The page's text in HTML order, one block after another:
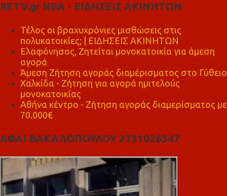
RETV.gr ΝΕΑ - ΕΙΔΗΣΕΙΣ ΑΚΙΝΗΤΩΝ
Τέλος οι βραχυχρόνιες μισθώσεις στις
πολυκατοικίες; | ΕΙΔΗΣΕΙΣ ΑΚΙΝΗΤΩΝ
Ελαφόνησος, Ζητείται μονοκατοικία για άμεση
αγορά
Άμεση Ζήτηση αγοράς διαμέρισματος στο Γύθειο
Χαλκίδα - Ζήτηση για αγορά ημιτελούς
μονοκατοικίας
Αθήνα κέντρο - Ζήτηση αγοράς διαμερίσματος με
70.000€
ΑΦΑΙ ΒΑΚΑΛΟΠΟΥΛΟΥ 2731026347